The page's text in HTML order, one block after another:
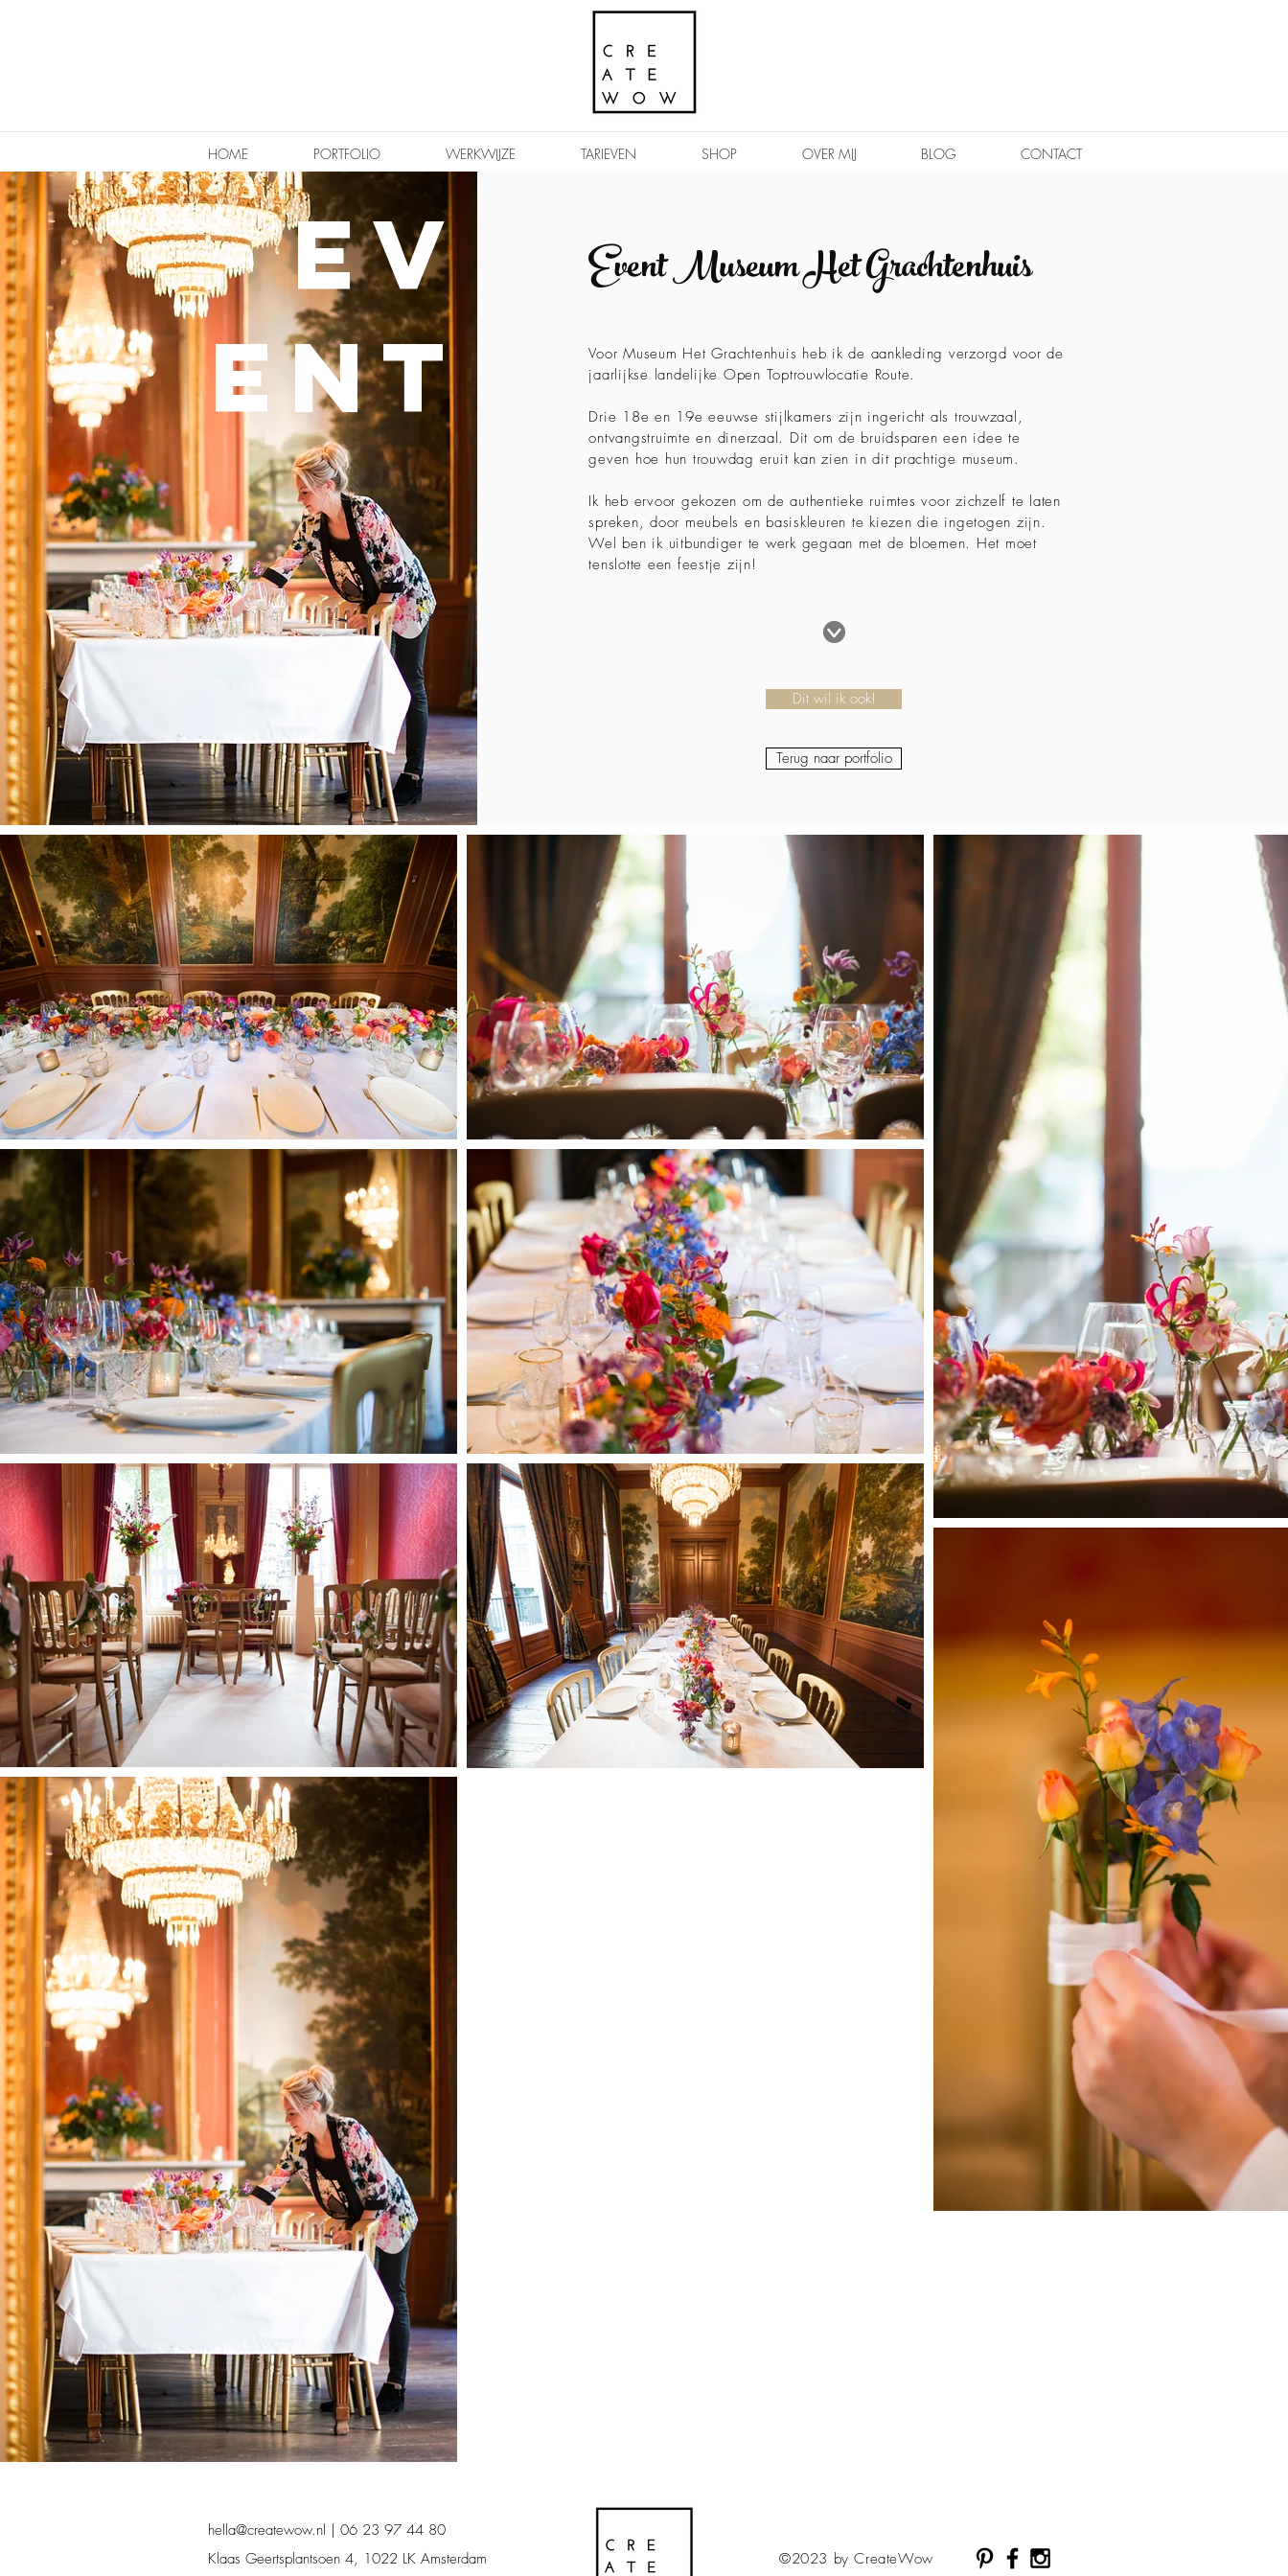
HOME PORTFOLIO WERKWIJZE TARIEVEN SHOP OVER MIJ BLOG CONTACT
ev
ent
Event Museum Het Grachtenhuis
Voor Museum Het Grachtenhuis heb ik de aankleding verzorgd voor de
jaarlijkse landelijke Open Toptrouwlocatie Route.
Drie 18e en 19e eeuwse stijlkamers zijn ingericht als trouwzaal,
ontvangstruimte en dinerzaal. Dit om de bruidsparen een idee te
geven hoe hun trouwdag eruit kan zien in dit prachtige museum.
Ik heb ervoor gekozen om de authentieke ruimtes voor zichzelf te laten
spreken, door meubels en basiskleuren te kiezen die ingetogen zijn.
Wel ben ik uitbundiger te werk gegaan met de bloemen. Het moet
tenslotte een feestje zijn!
Dit wil ik ook!
Terug naar portfolio
hella@createwow.nl | 06 23 97 44 80
Klaas Geertsplantsoen 4, 1022 LK Amsterdam
©2023 by CreateWow